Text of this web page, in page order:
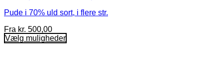
Pude i 70% uld sort, i flere str.
Fra kr. 500,00
Vælg muligheder